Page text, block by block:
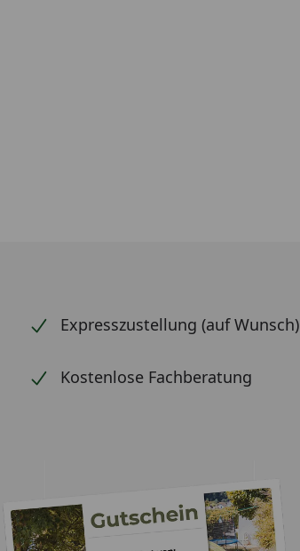
Expresszustellung (auf Wunsch)
Kostenlose Fachberatung